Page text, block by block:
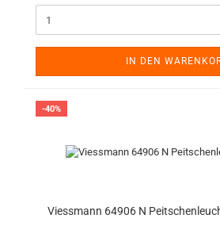
IN DEN
-40%
Viessmann 64906 N